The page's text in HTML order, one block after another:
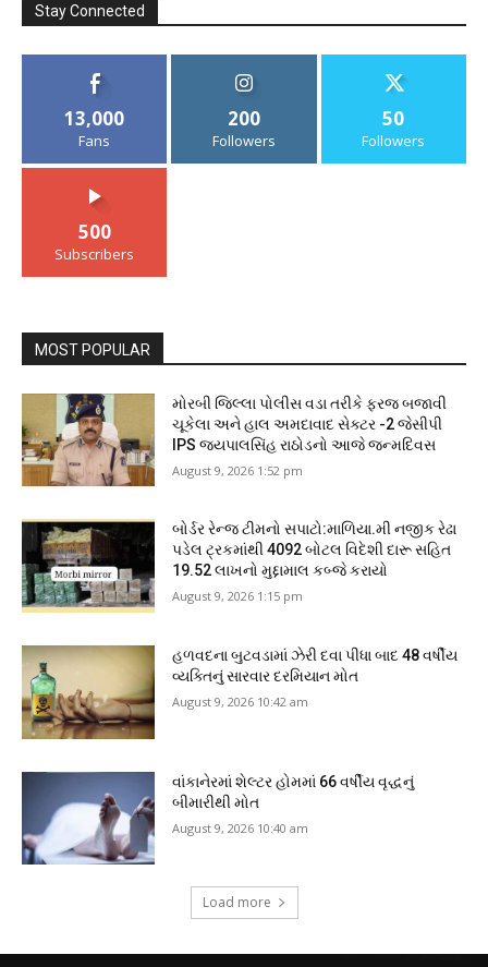
Stay Connected
13,000
Fans
200
Followers
50
Followers
500
Subscribers
MOST POPULAR
મોરબી જિલ્લા પોલીસ વડા તરીકે ફરજ બજાવી
ચૂકેલા અને હાલ અમદાવાદ સેક્ટર -2 જેસીપી
IPS જયપાલસિંહ રાઠોડનો આજે જન્મદિવસ
August 9, 2026 1:52 pm
બોર્ડર રેન્જ ટીમનો સપાટો:માળિયા.મી નજીક રેઢા
પડેલ ટ્રકમાંથી 4092 બોટલ વિદેશી દારૂ સહિત
19.52 લાખનો મુદ્દામાલ કબ્જે કરાયો
August 9, 2026 1:15 pm
હળવદના બુટવડામાં ઝેરી દવા પીધા બાદ 48 વર્ષીય
વ્યક્તિનું સારવાર દરમિયાન મોત
August 9, 2026 10:42 am
વાંકાનેરમાં શેલ્ટર હોમમાં 66 વર્ષીય વૃદ્ધનું
બીમારીથી મોત
August 9, 2026 10:40 am
Load more